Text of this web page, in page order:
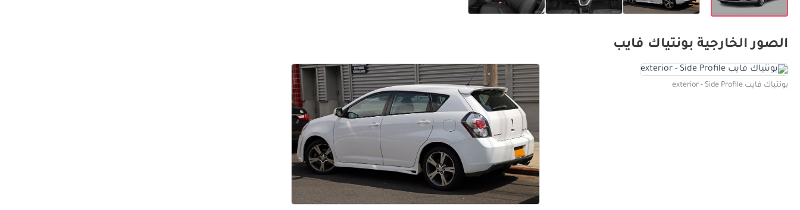
الصور الخارجية بونتياك فايب
بونتياك فايب exterior - Side Profile